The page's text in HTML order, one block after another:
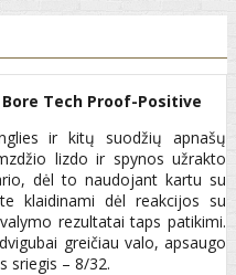
Tech Proof-Positive
ir kitų suodžių apnašų
lizdo ir spynos užrakto
dėl to naudojant kartu su
klaidinami dėl reakcijos su
rezultatai taps patikimi.
greičiau valo, apsaugo
sriegis – 8/32.